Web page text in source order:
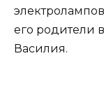
его родители
Василия.